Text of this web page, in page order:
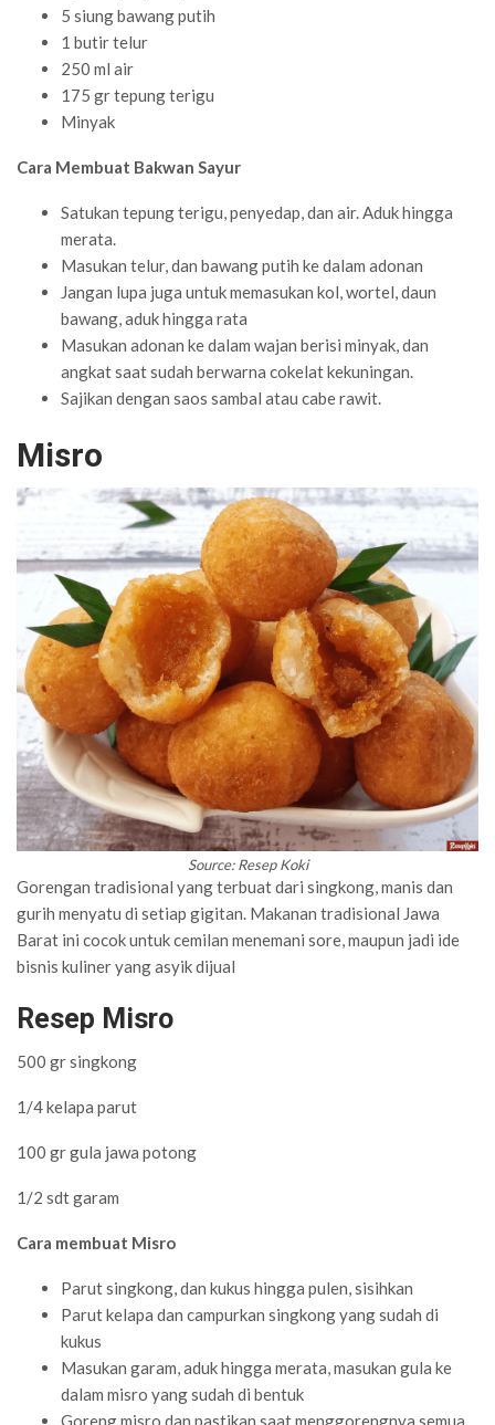
5 siung bawang putih
1 butir telur
250 ml air
175 gr tepung terigu
Minyak
Cara Membuat Bakwan Sayur
Satukan tepung terigu, penyedap, dan air. Aduk hingga
merata.
Masukan telur, dan bawang putih ke dalam adonan
Jangan lupa juga untuk memasukan kol, wortel, daun
bawang, aduk hingga rata
Masukan adonan ke dalam wajan berisi minyak, dan
angkat saat sudah berwarna cokelat kekuningan.
Sajikan dengan saos sambal atau cabe rawit.
Misro
Source: Resep Koki
Gorengan tradisional yang terbuat dari singkong, manis dan
gurih menyatu di setiap gigitan. Makanan tradisional Jawa
Barat ini cocok untuk cemilan menemani sore, maupun jadi ide
bisnis kuliner yang asyik dijual
Resep Misro
500 gr singkong
1/4 kelapa parut
100 gr gula jawa potong
1/2 sdt garam
Cara membuat Misro
Parut singkong, dan kukus hingga pulen, sisihkan
Parut kelapa dan campurkan singkong yang sudah di
kukus
Masukan garam, aduk hingga merata, masukan gula ke
dalam misro yang sudah di bentuk
Goreng misro dan pastikan saat menggorengnya semua